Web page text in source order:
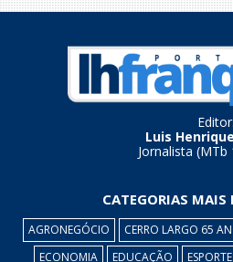
Editor:
Luis
Jornalista (MTb
CATEGORIAS MAIS
AGRONEGÓCIO CERRO LARGO 65
ECONOMIA
EDUCAÇÃO